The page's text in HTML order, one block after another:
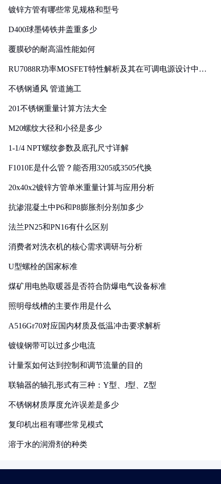
镀锌方管有哪些常见规格和型号
D400球墨铸铁井盖重多少
覆膜砂的耐高温性能如何
RU7088R功率MOSFET特性解析及其在可调电源设计中的
不锈钢通风 管道施工
201不锈钢重量计算方法大全
M20螺纹大径和小径是多少
1-1/4 NPT螺纹参数及底孔尺寸详解
F1010E是什么管？能否用3205或3505代换
20x40x2镀锌方管单米重量计算与应用分析
抗渗混凝土中P6和P8膨胀剂分别加多少
法兰PN25和PN16有什么区别
消费者对洗衣机的核心需求调研与分析
U型螺栓的国家标准
煤矿用电热取暖器是否符合防爆电气设备标准
照明母线槽的主要作用是什么
A516Gr70对应国内材质及低温冲击要求解析
镀镍钢带可以过多少电流
计量泵如何达到控制和调节流量的目的
联轴器的轴孔形式有三种：Y型、J型、Z型
不锈钢材质厚度允许误差是多少
复印机出租有哪些常见模式
溶于水的润滑剂的种类